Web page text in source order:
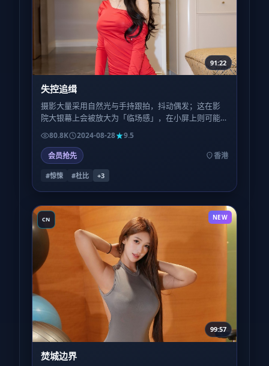
91:22
失控追缉
摄影大量采用自然光与手持跟拍，抖动偶发；这在影
院大银幕上会被放大为「临场感」，在小屏上则可能
略晕——观看环境会显著影响评价。
80.8K 2024-08-28
9.5
会员抢先
香港
#惊悚 #杜比 +3
CN NEW
99:57
焚城边界